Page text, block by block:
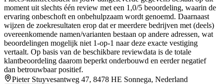
moment uit slechts één review met een 1,0/5 beoordeling, waarin de
ervaring onbeschoft en onbehulpzaam wordt genoemd. Daarnaast
wijzen de zoekresultaten erop dat er meerdere bedrijven met (deels)
overeenkomende namen/varianten bestaan op andere adressen, wat
beoordelingen mogelijk niet 1-op-1 naar deze exacte vestiging
vertaalt. Op basis van de beschikbare reviewdata is de totale
klantbeoordeling daarom beperkt onderbouwd en eerder negatief
dan betrouwbaar positief.
Pieter Stuyvesantweg 47, 8478 HE Sonnega, Nederland